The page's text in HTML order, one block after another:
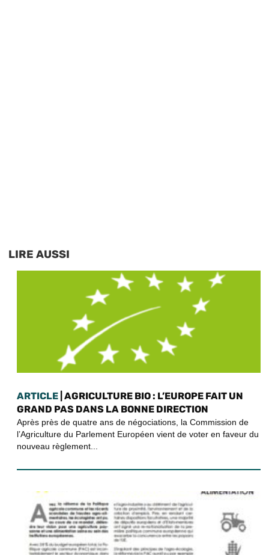
LIRE AUSSI
ARTICLE | AGRICULTURE BIO : L’EUROPE FAIT UN
GRAND PAS DANS LA BONNE DIRECTION
Après près de quatre ans de négociations, la Commission de
l’Agriculture du Parlement Européen vient de voter en faveur du
nouveau règlement...